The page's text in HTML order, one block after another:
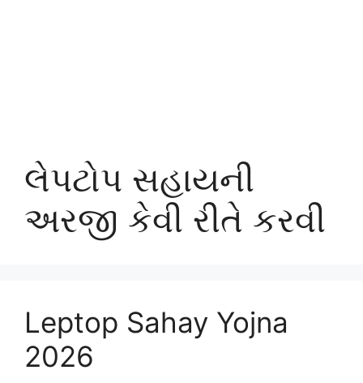
લેપટોપ સહાયની
અરજી કેવી રીતે કરવી
Leptop Sahay Yojna
2026